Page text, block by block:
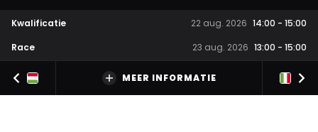
Kwalificatie 22 aug. 2026 14:00 - 15:00
Race
23 aug. 2026 13:00 - 15:00
MEER INFORMATIE